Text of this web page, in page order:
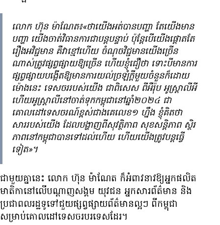
លោក ហ៊ុន ម៉ាណែត៖«ថា​យើង​អត់​បាន​បញ្ហា តែ​យើង​មាន​
បញ្ហា យើង​ចាត់វិធានការ​ជាបន្តបន្ទាប់ ប៉ុន្តែ​បើ​យើង​ផ្ដោត​តែ​
រឿង​អវិជ្ជមាន គឺ​វា​ខ្មៅ​ហើយ ចំណុចវិជ្ជមាន​យើង​ច្រើន​
ណាស់​ត្រូវ​ផ្សព្វផ្សាយ​ឱ្យ​ច្រើន ហើយ​ខ្ញុំ​ជឿ​ថា​ ទោះបី​មាន​ការ​
ផ្សព្វផ្សាយ​បង្កើត​ឱ្យ​មាន​ការ​យល់​ច្រឡំ​ក្ដី​មួយ​ចំនួន​ក៏​ដោយ
ម៉ោង​នេះ ទេសចរ​របស់​យើង ជាពិសេស ពី​អឺរ៉ុប អូស្ត្រាលី​អី
ហើយ​អូស្ត្រាលី​នៅ​ចាត់​ទុក​កម្ពុជា​នៅ​ឆ្នាំ២០២៤ ជា​
គោលដៅ​ទេសចរណ៍​ខ្ពស់​ជាង​គេ​លេខ១ ហ្នឹង ខ្ញុំ​គិត​ថា
សារ​របស់​យើង ដែល​បង្ហាញ​ពី​សុវត្ថិភាព សុខ​សន្តិភាព ស្ថិរ
ភាព​នៅ​កម្ពុជា​បាន​ទៅ​ដល់​ហើយ ហើយ​យើង​ត្រូវ​បន្ត​ធ្វើ​
ទៀត»។
ជាមួយ​គ្នា​នេះ លោក ហ៊ុន ម៉ាណែត ក៏​អំពាវនាវ​ឱ្យ​អ្នក​ផលិត​
មាតិកា​នៅ​លើ​បណ្ដាញ​សង្គម យុវជន អ្នកសារព័ត៌មាន និង​
ប្រជាពលរដ្ឋ​ទូទៅ​ជួយ​ផ្សព្វផ្សាយ​ព័ត៌មាន​ល្អៗ ពី​កម្ពុជា​
សម្រាប់​គោលដៅ​ទេសចរ​បរទេស​ដែរ។